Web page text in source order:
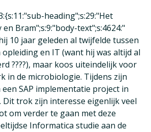
heading";s:29:"Het
Bram";s:9:"body-text";s:4624:"
10 jaar geleden al twijfelde tussen
en IT (want hij was altijd al
????), maar koos uiteindelijk voor
in de microbiologie. Tijdens zijn
SAP implementatie project in
trok zijn interesse eigenlijk veel
om verder te gaan met deze
Informatica studie aan de